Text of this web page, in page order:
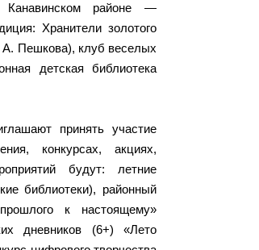
районе —
Хранители золотого
А. Пешкова), клуб веселых
детская библиотека
принять участие
конкурсах, акциях,
будут: летние
библиотеки), районный
к настоящему»
дневников (6+) «Лето